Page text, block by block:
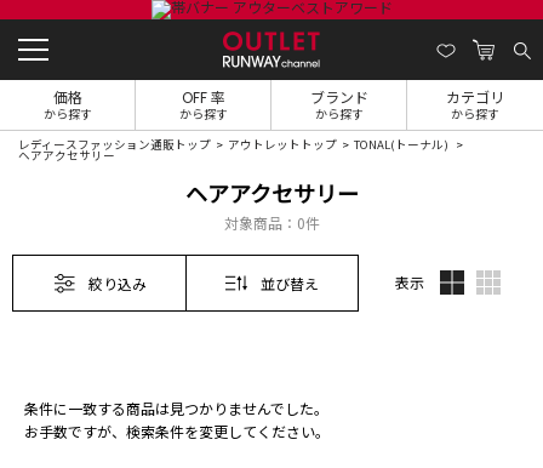
価格
から探す
OFF 率
から探す
ブランド
から探す
カテゴリ
から探す
レディースファッション通販トップ アウトレットトップ TONAL(トーナル)
ヘアアクセサリー
ヘアアクセサリー
対象商品： 0件
絞り込み 並び替え 表示
条件に一致する商品は見つかりませんでした。
お手数ですが、検索条件を変更してください。